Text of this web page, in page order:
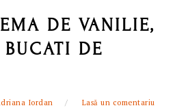
DE VANILIE,
DE
Iordan Lasă un comentariu